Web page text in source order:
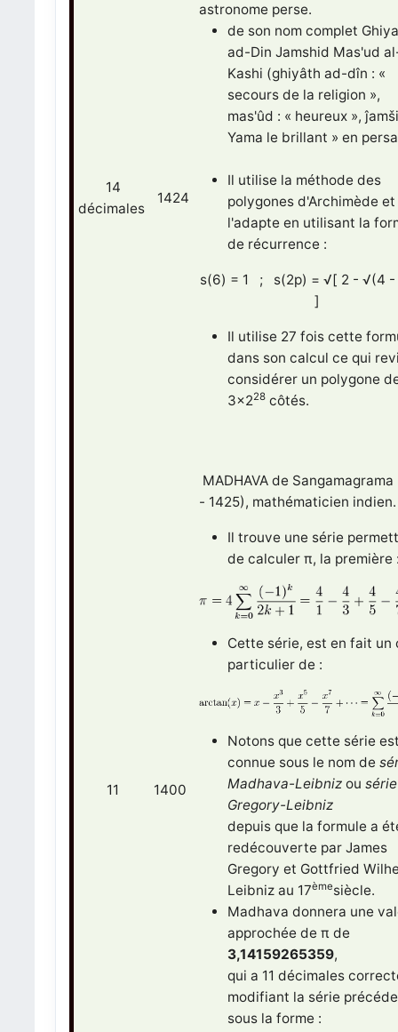
14
décimales
1424
astronome perse.
de son nom complet
ad-Din Jamshid Mas'ud
Kashi (ghiyâth ad-dîn : «
secours de la religion »,
mas'ûd : « heureux »,
Yama le brillant » en
Il utilise la méthode des
polygones d'Archimède et
l'adapte en utilisant la
de récurrence :
s(6) = 1 ; s(2p) = √[ 2 - √(4 -
]
Il utilise 27 fois cette
dans son calcul ce qui
considérer un polygone
3×228côtés.
11 1400
MADHAVA de
- 1425), mathématicien indien.
Il trouve une série
de calculer π, la première
Cette série, est en fait un
particulier de :
Notons que cette série
connue sous le nom de
Madhava-Leibnizou
Gregory-Leibniz
depuis que la formule a
redécouverte par James
Gregory et Gottfried
Leibniz au 17èmesiècle.
Madhava donnera une
approchée de π de
3,14159265359,
qui a 11 décimales
modifiant la série
sous la forme :